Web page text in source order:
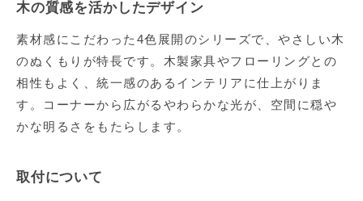
木の質感を活かしたデザイン
素材感にこだわった4色展開のシリーズで、やさしい木
のぬくもりが特長です。木製家具やフローリングとの
相性もよく、統一感のあるインテリアに仕上がりま
す。コーナーから広がるやわらかな光が、空間に穏や
かな明るさをもたらします。
取付について